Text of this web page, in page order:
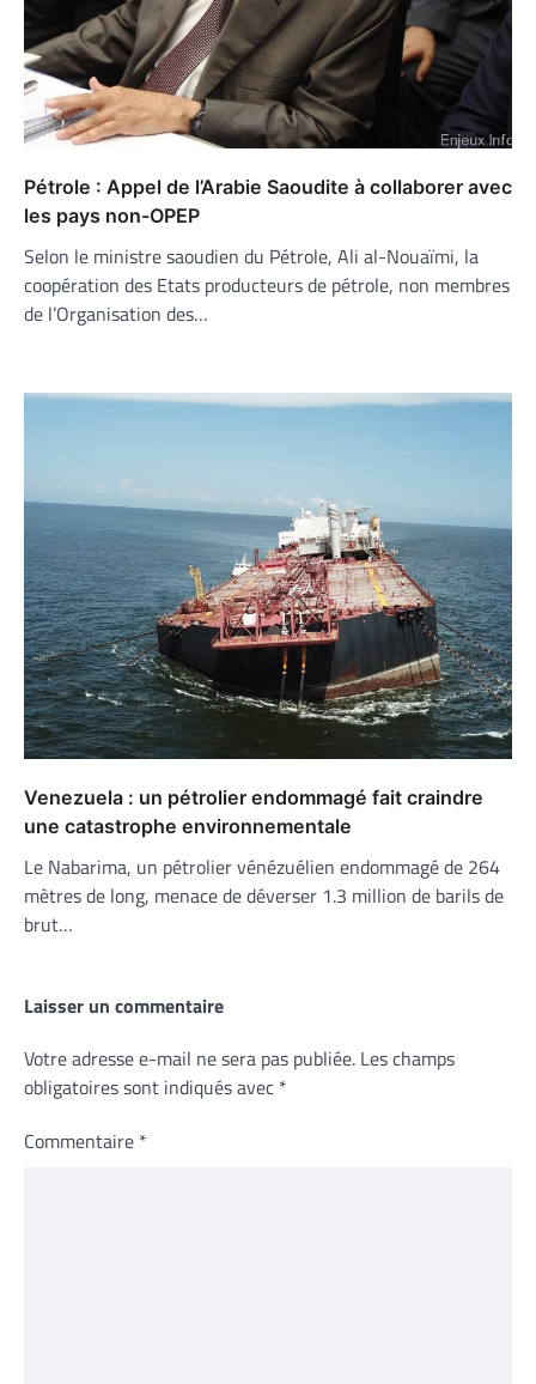
Pétrole : Appel de l’Arabie Saoudite à collaborer avec
les pays non-OPEP
Selon le ministre saoudien du Pétrole, Ali al-Nouaïmi, la
coopération des Etats producteurs de pétrole, non membres
de l’Organisation des…
Venezuela : un pétrolier endommagé fait craindre
une catastrophe environnementale
Le Nabarima, un pétrolier vénézuélien endommagé de 264
mètres de long, menace de déverser 1.3 million de barils de
brut…
Laisser un commentaire
Votre adresse e-mail ne sera pas publiée. Les champs
obligatoires sont indiqués avec *
Commentaire *